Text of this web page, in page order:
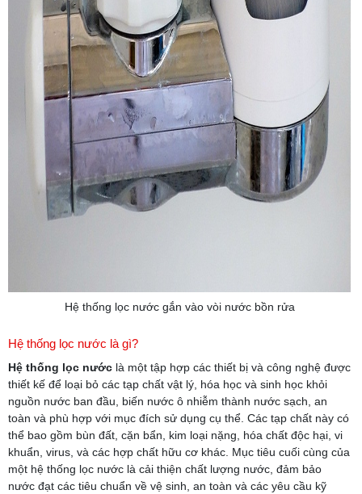
Hệ thống lọc nước gắn vào vòi nước bồn rửa
Hệ thống lọc nước là gì?
Hệ thống lọc nước là một tập hợp các thiết bị và công nghệ được
thiết kế để loại bỏ các tạp chất vật lý, hóa học và sinh học khỏi
nguồn nước ban đầu, biến nước ô nhiễm thành nước sạch, an
toàn và phù hợp với mục đích sử dụng cụ thể. Các tạp chất này có
thể bao gồm bùn đất, cặn bẩn, kim loại nặng, hóa chất độc hại, vi
khuẩn, virus, và các hợp chất hữu cơ khác. Mục tiêu cuối cùng của
một hệ thống lọc nước là cải thiện chất lượng nước, đảm bảo
nước đạt các tiêu chuẩn về vệ sinh, an toàn và các yêu cầu kỹ